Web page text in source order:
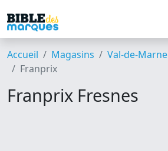
Accueil Magasins Val-de-Marne
Franprix
Franprix Fresnes